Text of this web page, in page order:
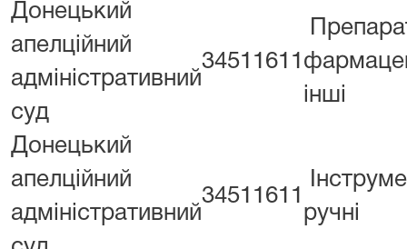
Донецький
апелційний
адміністративний
суд
34511611
інші
Донецький
апелційний
адміністративний
34511611
ручні